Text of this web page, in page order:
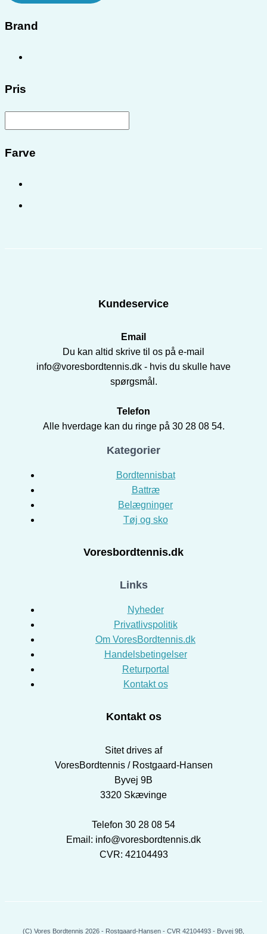
Brand
Pris
Farve
Kundeservice
Email
Du kan altid skrive til os på e-mail
info@voresbordtennis.dk - hvis du skulle have
spørgsmål.
Telefon
Alle hverdage kan du ringe på 30 28 08 54.
Kategorier
Bordtennisbat
Battræ
Belægninger
Tøj og sko
Voresbordtennis.dk
Links
Nyheder
Privatlivspolitik
Om VoresBordtennis.dk
Handelsbetingelser
Returportal
Kontakt os
Kontakt os
Sitet drives af
VoresBordtennis / Rostgaard-Hansen
Byvej 9B
3320 Skævinge
Telefon 30 28 08 54
Email: info@voresbordtennis.dk
CVR: 42104493
(C) Vores Bordtennis 2026 - Rostgaard-Hansen - CVR 42104493 - Byvej 9B,